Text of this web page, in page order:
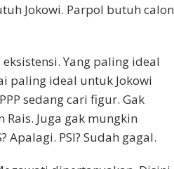
Jokowi. Parpol butuh calon
Yang paling ideal
paling ideal untuk Jokowi
sedang cari figur. Gak
Juga gak mungkin
Apalagi. PSI? Sudah gagal.